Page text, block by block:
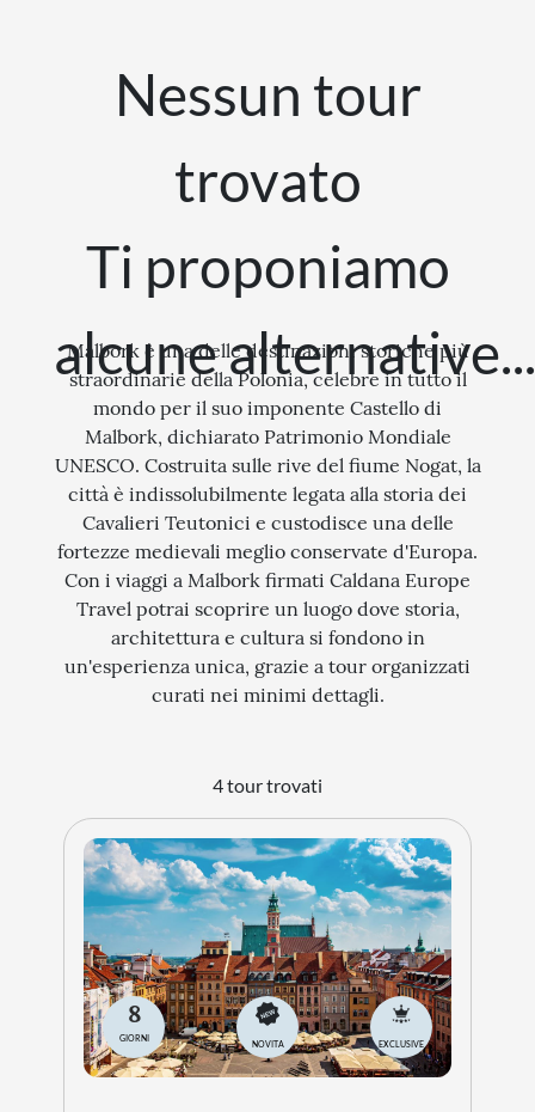
Nessun tour
trovato
Ti proponiamo
alcune alternative...
Malbork è una delle destinazioni storiche più
straordinarie della Polonia, celebre in tutto il
mondo per il suo imponente Castello di
Malbork, dichiarato Patrimonio Mondiale
UNESCO. Costruita sulle rive del fiume Nogat, la
città è indissolubilmente legata alla storia dei
Cavalieri Teutonici e custodisce una delle
fortezze medievali meglio conservate d'Europa.
Con i viaggi a Malbork firmati Caldana Europe
Travel potrai scoprire un luogo dove storia,
architettura e cultura si fondono in
un'esperienza unica, grazie a tour organizzati
curati nei minimi dettagli.
4 tour trovati
8
GIORNI
NOVITA EXCLUSIVE
CITTÀ
ARTE E CULTURA